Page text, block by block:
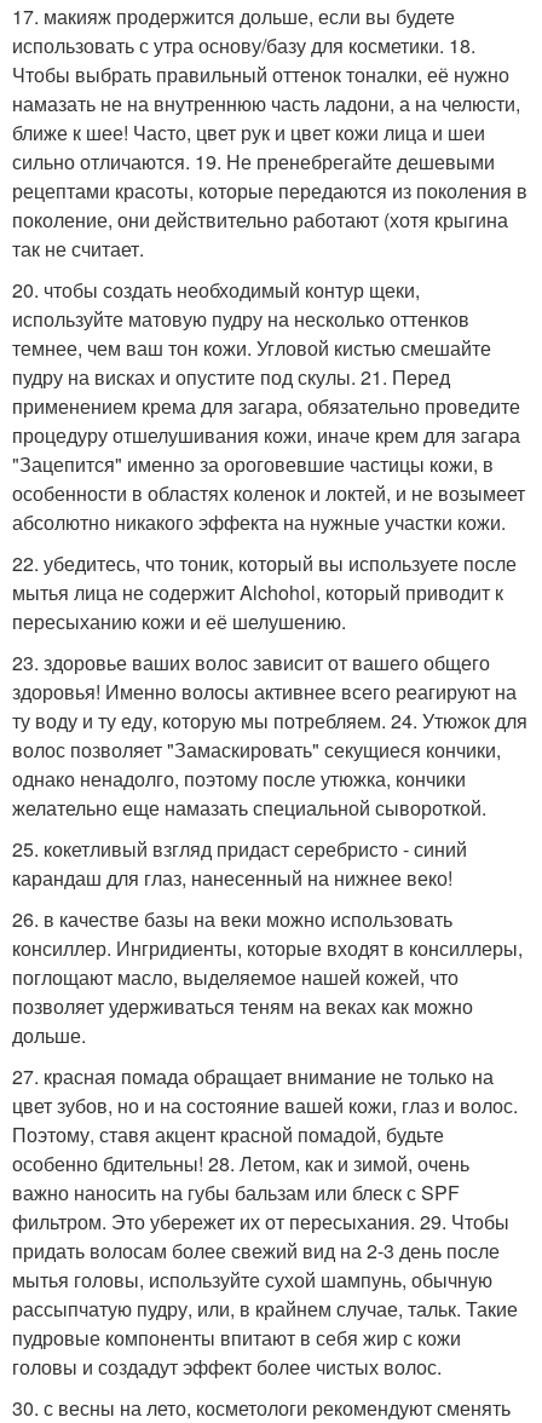
17. макияж продержится дольше, если вы будете
использовать с утра основу/базу для косметики. 18.
Чтобы выбрать правильный оттенок тоналки, её нужно
намазать не на внутреннюю часть ладони, а на челюсти,
ближе к шее! Часто, цвет рук и цвет кожи лица и шеи
сильно отличаются. 19. Не пренебрегайте дешевыми
рецептами красоты, которые передаются из поколения в
поколение, они действительно работают (хотя крыгина
так не считает.
20. чтобы создать необходимый контур щеки,
используйте матовую пудру на несколько оттенков
темнее, чем ваш тон кожи. Угловой кистью смешайте
пудру на висках и опустите под скулы. 21. Перед
применением крема для загара, обязательно проведите
процедуру отшелушивания кожи, иначе крем для загара
"Зацепится" именно за ороговевшие частицы кожи, в
особенности в областях коленок и локтей, и не возымеет
абсолютно никакого эффекта на нужные участки кожи.
22. убедитесь, что тоник, который вы используете после
мытья лица не содержит Alchohol, который приводит к
пересыханию кожи и её шелушению.
23. здоровье ваших волос зависит от вашего общего
здоровья! Именно волосы активнее всего реагируют на
ту воду и ту еду, которую мы потребляем. 24. Утюжок для
волос позволяет "Замаскировать" секущиеся кончики,
однако ненадолго, поэтому после утюжка, кончики
желательно еще намазать специальной сывороткой.
25. кокетливый взгляд придаст серебристо - синий
карандаш для глаз, нанесенный на нижнее веко!
26. в качестве базы на веки можно использовать
консиллер. Ингридиенты, которые входят в консиллеры,
поглощают масло, выделяемое нашей кожей, что
позволяет удерживаться теням на веках как можно
дольше.
27. красная помада обращает внимание не только на
цвет зубов, но и на состояние вашей кожи, глаз и волос.
Поэтому, ставя акцент красной помадой, будьте
особенно бдительны! 28. Летом, как и зимой, очень
важно наносить на губы бальзам или блеск с SPF
фильтром. Это убережет их от пересыхания. 29. Чтобы
придать волосам более свежий вид на 2-3 день после
мытья головы, используйте сухой шампунь, обычную
рассыпчатую пудру, или, в крайнем случае, тальк. Такие
пудровые компоненты впитают в себя жир с кожи
головы и создадут эффект более чистых волос.
30. с весны на лето, косметологи рекомендуют сменять